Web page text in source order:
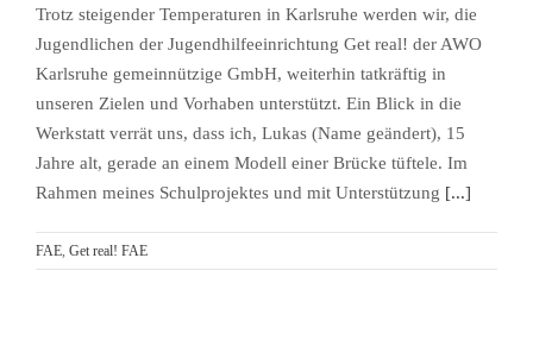
Trotz steigender Temperaturen in Karlsruhe werden wir, die
Jugendlichen der Jugendhilfeeinrichtung Get real! der AWO
Karlsruhe gemeinnützige GmbH, weiterhin tatkräftig in
unseren Zielen und Vorhaben unterstützt. Ein Blick in die
Werkstatt verrät uns, dass ich, Lukas (Name geändert), 15
Jahre alt, gerade an einem Modell einer Brücke tüftele. Im
Rahmen meines Schulprojektes und mit Unterstützung [...]
FAE, Get real! FAE